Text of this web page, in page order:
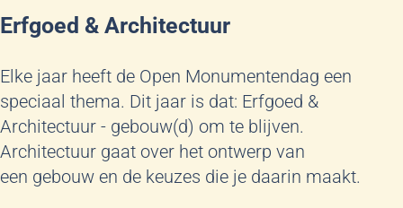
Erfgoed & Architectuur
Elke jaar heeft de Open Monumentendag een
speciaal thema. Dit jaar is dat: Erfgoed &
Architectuur - gebouw(d) om te blijven.
Architectuur gaat over het ontwerp van
een gebouw en de keuzes die je daarin maakt.